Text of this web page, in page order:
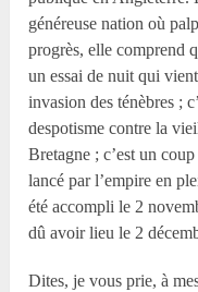
généreuse nation où
progrès, elle comprend
un essai de nuit qui
invasion des ténèbres ;
despotisme contre la
Bretagne ; c’est un
lancé par l’empire en
été accompli le 2
dû avoir lieu le 2
Dites, je vous prie, à